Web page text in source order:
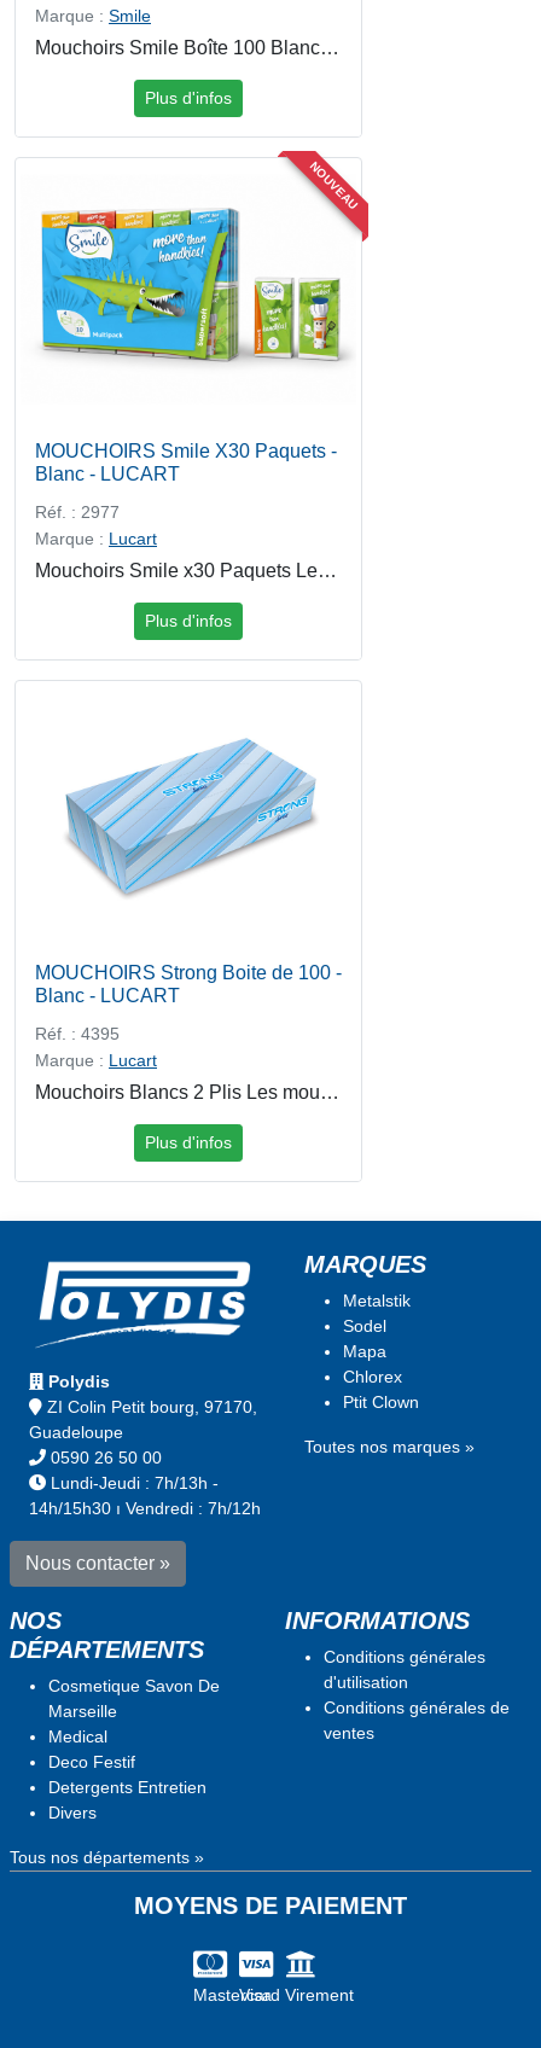
Marque : Smile
Mouchoirs Smile Boîte 100 Blanc Lucart Les mouchoirs Smile en boîte de 100 offrent une douceur optimale et une résistance idéale pour un usage quotidien. Fabriqués en papier de qualité 2 plis, ils garantissent confort et efficacité pour lhygiène personnelle. Leur format boîte distributrice permet une utilisation facile et rapide à la maison, au bureau ou en collectivité.
Plus d'infos
NOUVEAU
MOUCHOIRS Smile X30 Paquets -
Blanc - LUCART
Réf. : 2977
Marque : Lucart
Mouchoirs Smile x30 Paquets Les mouchoirs Smile lot de 30 paquets sont conçus pour offrir douceur, résistance et praticité au quotidien. Fabriqués en papier de qualité, ils assurent un confort optimal pour lhygiène personnelle, que ce soit à la maison, au bureau ou en déplacement. Leur format en petits paquets individuels est idéal pour une utilisation facile et hygiénique, à emporter partout.
Plus d'infos
MOUCHOIRS Strong Boite de 100 -
Blanc - LUCART
Réf. : 4395
Marque : Lucart
Mouchoirs Blancs 2 Plis Les mouchoirs blancs Strong 2 plis boîte de 100 offrent douceur, résistance et confort pour un usage quotidien. Fabriqués en pure ouate de cellulose, ils garantissent une bonne absorption et une utilisation agréable, tout en restant solides. Leur format boîte pratique permet une distribution facile. Certifiés PEFC, ils proviennent de fibres issues de sources responsables.
Plus d'infos
Polydis
ZI Colin Petit bourg, 97170,
Guadeloupe
0590 26 50 00
Lundi-Jeudi : 7h/13h -
14h/15h30 ı Vendredi : 7h/12h
Nous contacter »
MARQUES
Metalstik
Sodel
Mapa
Chlorex
Ptit Clown
Toutes nos marques »
NOS
DÉPARTEMENTS
Cosmetique Savon De
Marseille
Medical
Deco Festif
Detergents Entretien
Divers
Tous nos départements »
INFORMATIONS
Conditions générales
d'utilisation
Conditions générales de
ventes
MOYENS DE PAIEMENT
Mastercard
Visa Virement